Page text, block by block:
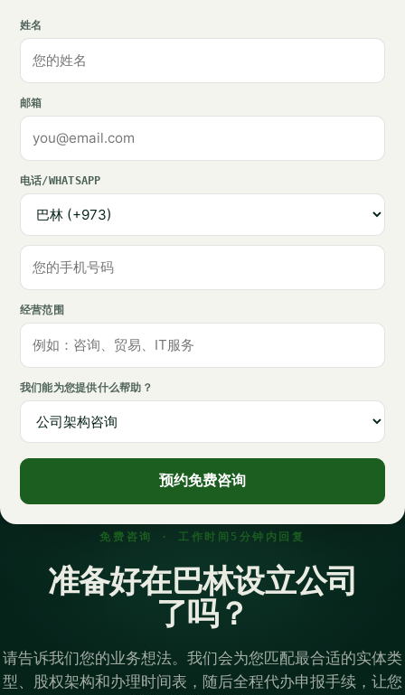
姓名
邮箱
电话/WHATSAPP
经营范围
我们能为您提供什么帮助？
预约免费咨询
免费咨询 · 工作时间5分钟内回复
准备好在巴林设立公司
了吗？
请告诉我们您的业务想法。我们会为您匹配最合适的实体类
型、股权架构和办理时间表，随后全程代办申报手续，让您